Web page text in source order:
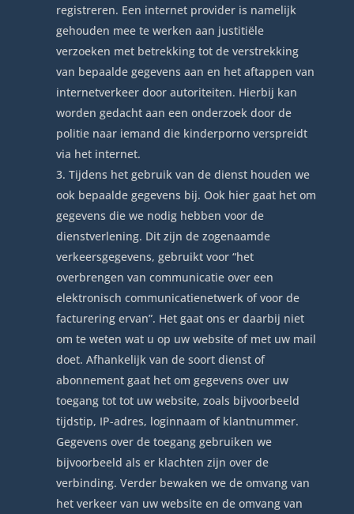
registreren. Een internet provider is namelijk
gehouden mee te werken aan justitiële
verzoeken met betrekking tot de verstrekking
van bepaalde gegevens aan en het aftappen van
internetverkeer door autoriteiten. Hierbij kan
worden gedacht aan een onderzoek door de
politie naar iemand die kinderporno verspreidt
via het internet.
Tijdens het gebruik van de dienst houden we
ook bepaalde gegevens bij. Ook hier gaat het om
gegevens die we nodig hebben voor de
dienstverlening. Dit zijn de zogenaamde
verkeersgegevens, gebruikt voor “het
overbrengen van communicatie over een
elektronisch communicatienetwerk of voor de
facturering ervan”. Het gaat ons er daarbij niet
om te weten wat u op uw website of met uw mail
doet. Afhankelijk van de soort dienst of
abonnement gaat het om gegevens over uw
toegang tot tot uw website, zoals bijvoorbeeld
tijdstip, IP-adres, loginnaam of klantnummer.
Gegevens over de toegang gebruiken we
bijvoorbeeld als er klachten zijn over de
verbinding. Verder bewaken we de omvang van
het verkeer van uw website en de omvang van